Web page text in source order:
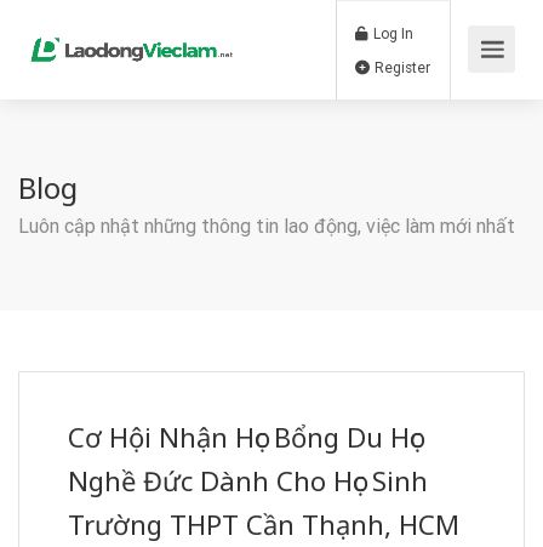
Log In
Blog
Luôn cập nhật những thông tin lao động, việc làm mới nhất
Cơ Hội Nhận Học Bổng Du Học
Nghề Đức Dành Cho Học Sinh
Trường THPT Cần Thạnh, HCM